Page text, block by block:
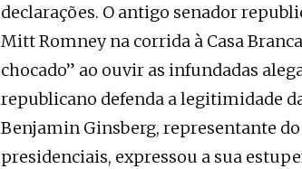
declarações. O antigo senador
Mitt Romney na corrida à Casa
chocado” ao ouvir as infundadas
republicano defenda a legitimidade
Benjamin Ginsberg, representante
presidenciais, expressou a sua